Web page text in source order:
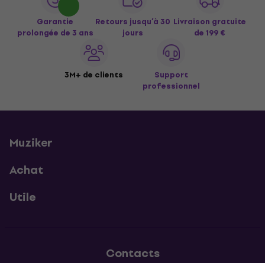
Garantie
prolongée de 3 ans
Retours jusqu’à 30
jours
Livraison gratuite
de 199 €
3M+ de clients
Support
professionnel
Muziker
Achat
Utile
Contacts